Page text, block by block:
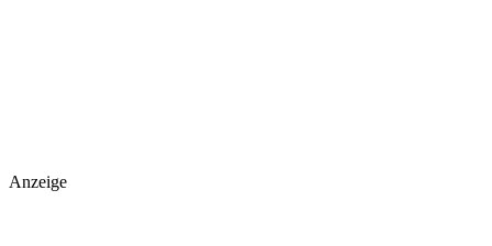
Anzeige